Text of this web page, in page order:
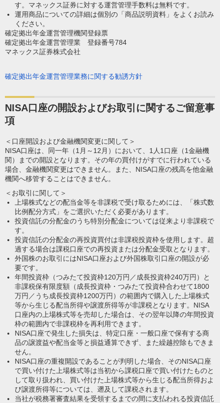
す。マネックス証券に対する運営管理手数料は無料です。
運用商品についての詳細は個別の「商品説明資料」をよくお読み
ください。
確定拠出年金運営管理機関登録票
確定拠出年金運営管理業 登録番号784
マネックス証券株式会社
確定拠出年金運営管理業務に関する勧誘方針
NISA口座の開設およびお取引に関するご留意事
項
＜口座開設および金融機関変更に関して＞
NISA口座は、同一年（1月～12月）において、1人1口座（1金融機
関）までの開設となります。その年の買付けがすでに行われている
場合、金融機関変更はできません。また、NISA口座の残高を他金融
機関へ移管することはできません。
＜お取引に関して＞
上場株式などの配当金等を非課税で受け取るためには、「株式数
比例配分方式」をご選択いただく必要があります。
投資信託の分配金のうち特別分配金については従来より非課税で
す。
投資信託の分配金の再投資買付は非課税投資枠を使用します。超
過する場合は課税口座での再投資または分配金受取となります。
外国株のお取引にはNISA口座および外国株取引口座の開設が必
要です。
年間投資枠（つみたて投資枠120万円／成長投資枠240万円）と
非課税保有限度額（成長投資枠・つみたて投資枠合わせて1800
万円／うち成長投資枠1200万円）の範囲内で購入した上場株式
等から生じる配当所得や譲渡所得等が非課税となります。NISA
口座内の上場株式等を売却した場合は、その翌年以降の年間投資
枠の範囲内で非課税枠を再利用できます。
NISA口座で発生した損失は、特定口座・一般口座で保有する商
品の譲渡益や配当金等と損益通算できず、また繰越控除もできま
せん。
NISA口座の重複開設であることが判明した場合、そのNISA口座
で買い付けた上場株式等は当初から課税口座で買い付けたものと
して取り扱われ、買い付けた上場株式等から生じる配当所得およ
び譲渡所得等については、遡及して課税されます。
当社が税務署審査結果を受領するまでの間に支払われる投資信託